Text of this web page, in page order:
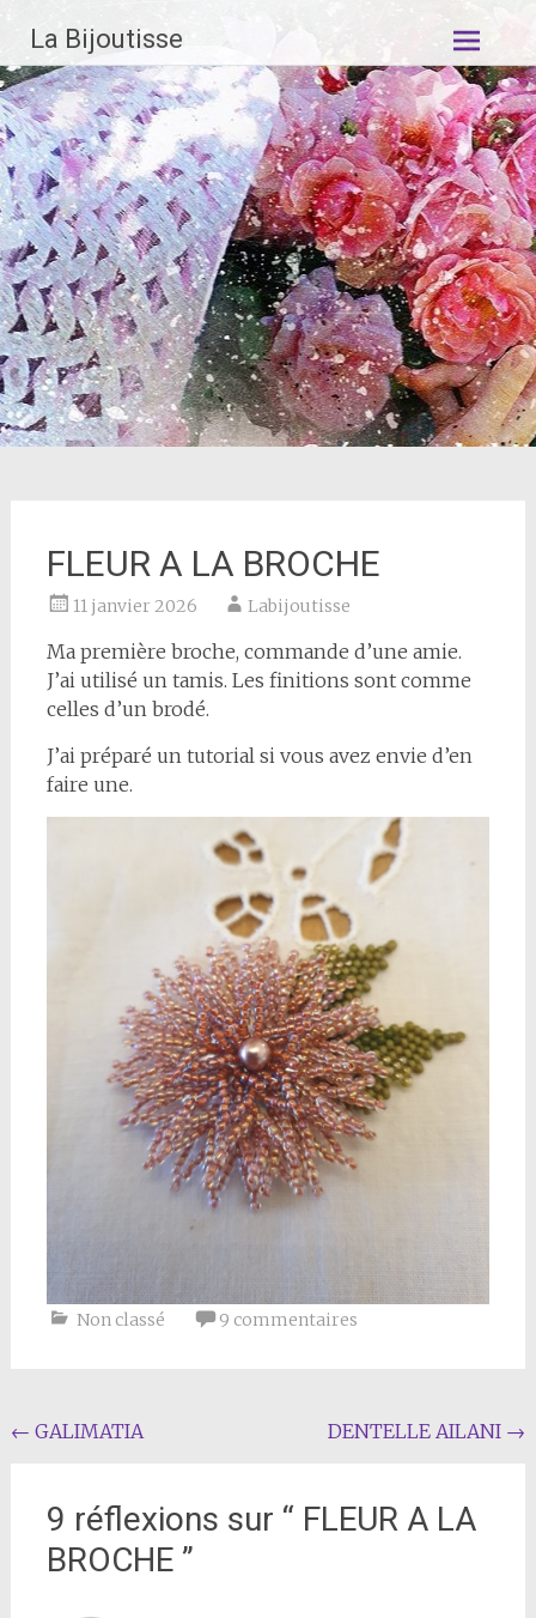
contenu
principal
La Bijoutisse
FLEUR A LA BROCHE
11 janvier 2026 Labijoutisse
Ma première broche, commande d’une amie.
J’ai utilisé un tamis. Les finitions sont comme
celles d’un brodé.
J’ai préparé un tutorial si vous avez envie d’en
faire une.
Non classé 9 commentaires
Navigation
l'article
← GALIMATIA DENTELLE AILANI →
9 réflexions sur “ FLEUR A LA
BROCHE”